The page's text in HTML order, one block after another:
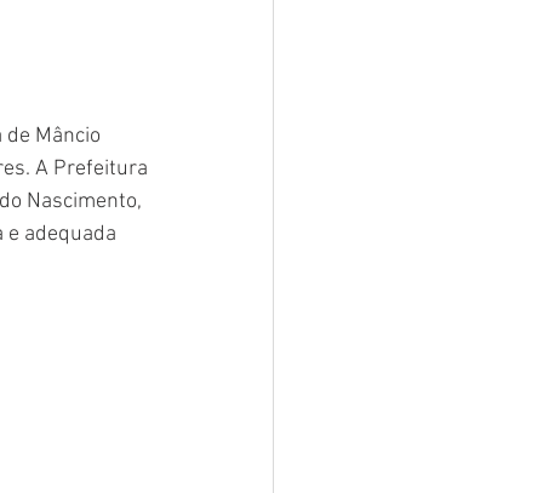
Mâncio
A Prefeitura
Nascimento,
adequada